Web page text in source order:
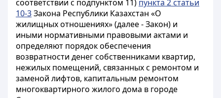
соответствии с подпунктом 11) пункта 2 статьи
10-3Закона Республики Казахстан «О
жилищных отношениях» (далее - Закон) и
иными нормативными правовыми актами и
определяют порядок обеспечения
возвратности денег собственниками квартир,
нежилых помещений, связанных с ремонтом и
заменой лифтов, капитальным ремонтом
многоквартирного жилого дома в городе